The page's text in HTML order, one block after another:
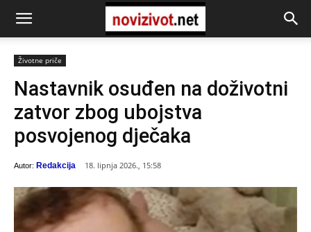
Životne priče
Nastavnik osuđen na doživotni
zatvor zbog ubojstva
posvojenog dječaka
Autor: Redakcija 18. lipnja 2026., 15:58